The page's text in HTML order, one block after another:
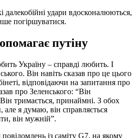
далекобійні удари вдосконалюються,
погіршуватися.
путіну
Україну – справді любить. І
Він навіть сказав про це цього
відповідаючи на запитання про
про Зеленського: “Він
тримається, принаймні. З обох
але я думаю, він справляється
він мужній”.
із саміту G7, на якому